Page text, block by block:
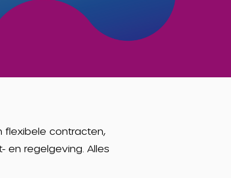
flexibele contracten,
en regelgeving. Alles